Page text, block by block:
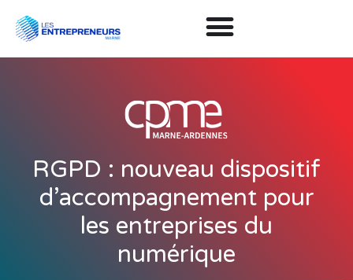
RGPD : nouveau dispositif
d’accompagnement pour
les entreprises du
numérique